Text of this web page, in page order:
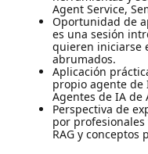
Agent Service,
Oportunidad de
es una sesión
quieren iniciarse
abrumados.
Aplicación
propio agente de
Agentes de IA de
Perspectiva de
por
RAG y conceptos